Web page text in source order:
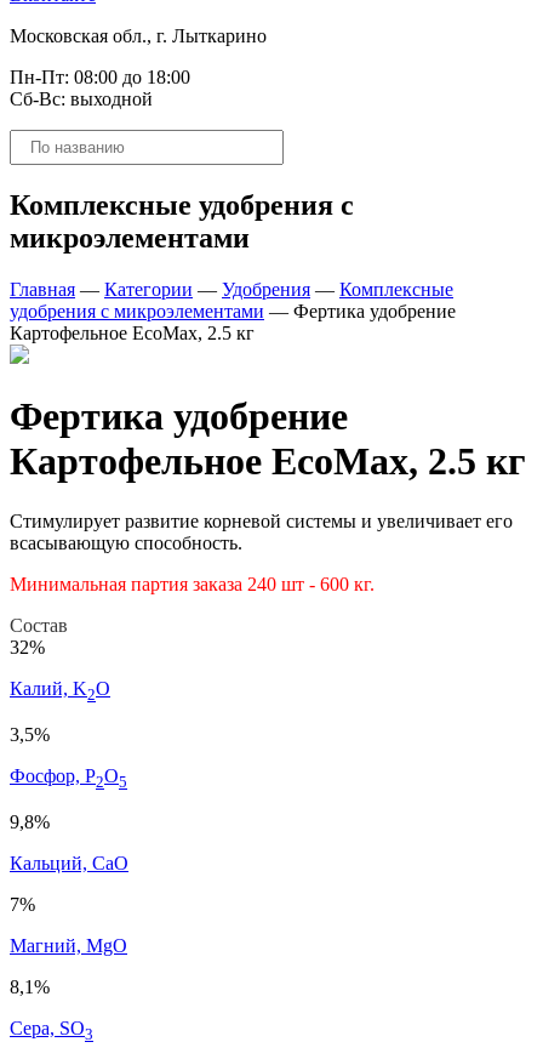
Московская обл., г. Лыткарино
Пн-Пт: 08:00 до 18:00
Сб-Вс: выходной
Поиск
товаров
Комплексные удобрения с
микроэлементами
Главная — Категории — Удобрения — Комплексные
удобрения с микроэлементами — Фертика удобрение
Картофельное EcoMax, 2.5 кг
Фертика удобрение
Картофельное EcoMax, 2.5 кг
Стимулирует развитие корневой системы и увеличивает его
всасывающую способность.
Минимальная партия заказа 240 шт - 600 кг.
Состав
32%
Калий, K2O
3,5%
Фосфор, P2O5
9,8%
Кальций, CaO
7%
Магний, MgO
8,1%
Сера, SO3